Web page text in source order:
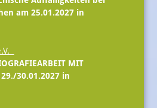
am 25.01.2027 in
MIT
29./30.01.2027 in